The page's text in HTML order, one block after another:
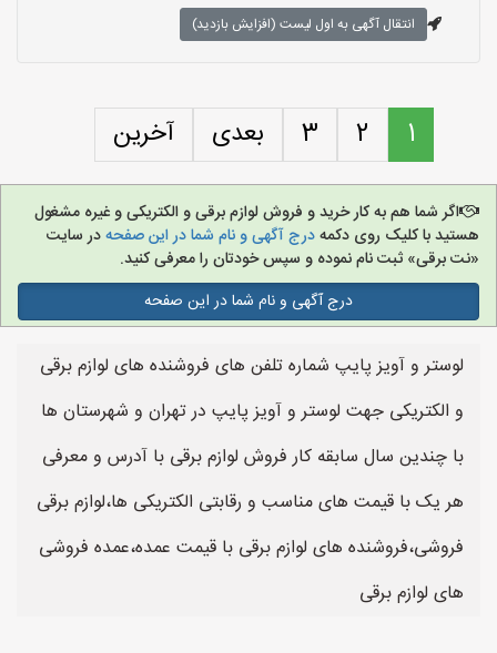
انتقال آگهی به اول لیست (افزایش بازدید)
1
2
3 بعدی آخرین
اگر شما هم به کار خرید و فروش لوازم برقی و الکتریکی و غیره مشغول
هستید با کلیک روی دکمهدرج آگهی و نام شما در این صفحهدر سایت
«نت برقی» ثبت نام نموده و سپس خودتان را معرفی کنید.
درج آگهی و نام شما در این صفحه
لوستر و آویز پایپ شماره تلفن های فروشنده های لوازم برقی
و الکتریکی جهت لوستر و آویز پایپ در تهران و شهرستان ها
با چندین سال سابقه کار فروش لوازم برقی با آدرس و معرفی
هر یک با قیمت های مناسب و رقابتی الکتریکی ها،لوازم برقی
فروشی،فروشنده های لوازم برقی با قیمت عمده،عمده فروشی
های لوازم برقی